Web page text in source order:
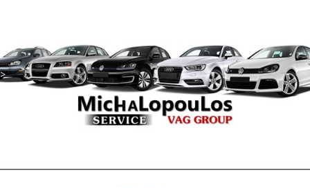
>